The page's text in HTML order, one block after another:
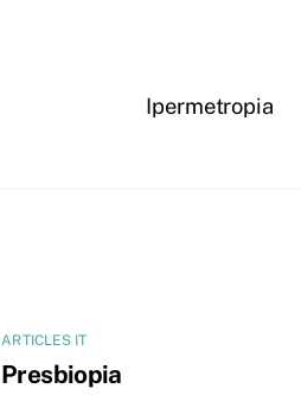
Ipermetropia
ARTICLES IT
Presbiopia